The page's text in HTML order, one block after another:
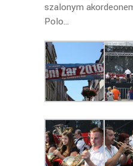
szalonym
Polo…